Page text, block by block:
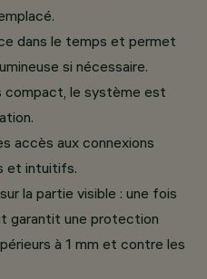
dans le temps et permet
si nécessaire.
compact, le système est
accès aux connexions
et intuitifs.
la partie visible : une fois
garantit une protection
à 1 mm et contre les